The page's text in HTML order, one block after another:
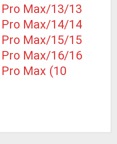
Max/13/13
Max/14/14
Max/15/15
Max/16/16
Max (10